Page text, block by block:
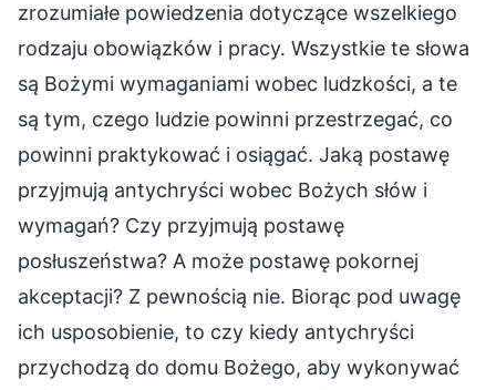
zrozumiałe powiedzenia dotyczące wszelkiego
rodzaju obowiązków i pracy. Wszystkie te słowa
są Bożymi wymaganiami wobec ludzkości, a te
są tym, czego ludzie powinni przestrzegać, co
powinni praktykować i osiągać. Jaką postawę
przyjmują antychryści wobec Bożych słów i
wymagań? Czy przyjmują postawę
posłuszeństwa? A może postawę pokornej
akceptacji? Z pewnością nie. Biorąc pod uwagę
ich usposobienie, to czy kiedy antychryści
przychodzą do domu Bożego, aby wykonywać